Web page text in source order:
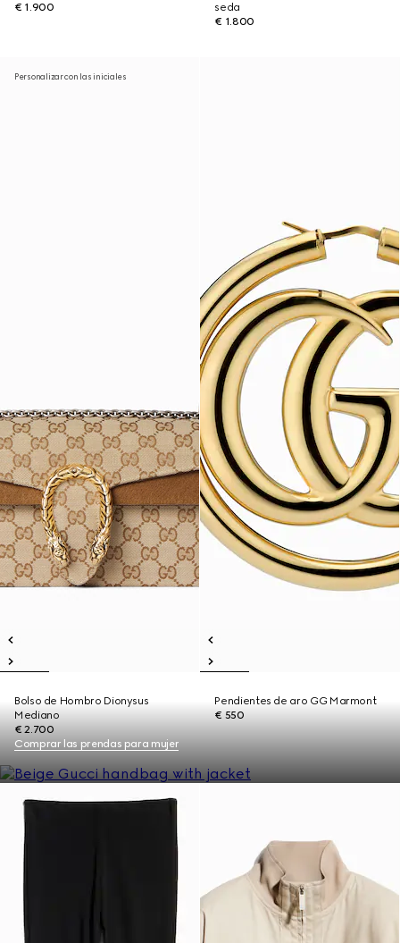
€ 1.900
seda
€ 1.800
Personalizar con las iniciales
Bolso de Hombro Dionysus
Mediano
€ 2.700
Pendientes de aro GG Marmont
€ 550
Comprar las prendas para mujer